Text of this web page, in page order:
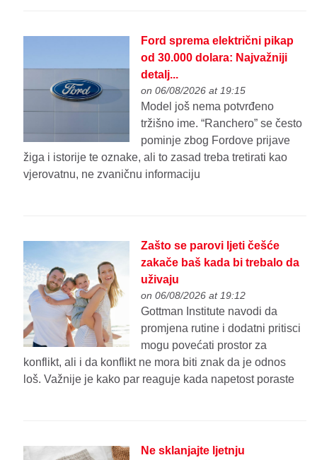
Ford sprema električni pikap
od 30.000 dolara: Najvažniji
detalj...
on 06/08/2026 at 19:15
Model još nema potvrđeno
tržišno ime. “Ranchero” se često
pominje zbog Fordove prijave
žiga i istorije te oznake, ali to zasad treba tretirati kao
vjerovatnu, ne zvaničnu informaciju
Zašto se parovi ljeti češće
zakače baš kada bi trebalo da
uživaju
on 06/08/2026 at 19:12
Gottman Institute navodi da
promjena rutine i dodatni pritisci
mogu povećati prostor za
konflikt, ali i da konflikt ne mora biti znak da je odnos
loš. Važnije je kako par reaguje kada napetost poraste
Ne sklanjajte ljetnju